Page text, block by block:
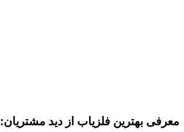
معرفی بهترین فلزیاب از دید مشتریان: